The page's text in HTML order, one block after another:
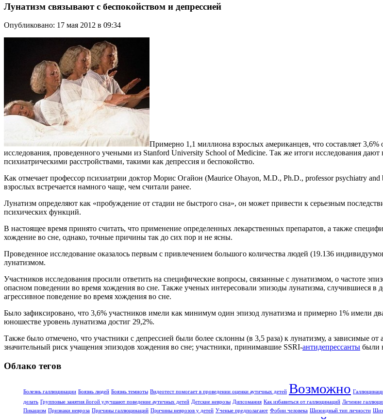
Лунатизм связывают с беспокойством и депрессией
Опубликовано: 17 мая 2012 в 09:34
Примерно 1,1 миллиона взрослых американцев, что составляет
исследования, проведенного учеными из Stanford University School of Medicine. Так же итоги исследования
психиатрическими расстройствами, такими как депрессия и беспокойство.
Как отмечает профессор психиатрии доктор Морис Огайон (Maurice Ohayon, M.D., Ph.D., professor psychiatry
взрослых встречается намного чаще, чем считали ранее.
Лунатизм определяют как «пробуждение от стадии не быстрого сна», он может привести к серьезным
психических функций.
В настоящее время принято считать, что применение определенных лекарственных препаратов, а также
хождение во сне, однако, точные причины так до сих пор и не ясны.
Проведенное исследование оказалось первым с привлечением большого количества людей (19.136
лунатизмом.
Участников исследования просили ответить на специфические вопросы, связанные с лунатизмом, о частоте
опасном поведении во время хождения во сне. Также ученых интересовали эпизоды лунатизма, случившиеся
агрессивное поведение во время хождения во сне.
Было зафиксировано, что 3,6% участников имели как минимум один эпизод лунатизма и примерно 1% имели
юношестве уровень лунатизма достиг 29,2%.
Также было отмечено, что участники с депрессией были более склонны (в 3,5 раза) к лунатизму, а зависимые
значительный риск учащения эпизодов хождения во сне; участники, принимавшие SSRI-антидепрессанты были
Облако тегов
Болезнь галлюцинации Боязнь людей Боязнь темноты Видеотест помогает в проведении оценки аутичных детей Возможно
делать Групповые занятия йогой улучшают поведение аутичных детей Детские неврозы Дипсомания Как избавиться от галлюцинаций Лечение
Пикацизм Признаки невроза Причины галлюцинаций Причины неврозов у детей Ученые предполагают Фобии человека Шизоидный тип личности